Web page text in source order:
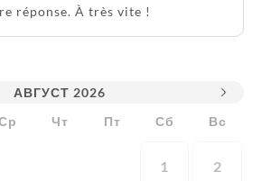
réponse. À très vite !
АВГУСТ 2026
Чт Пт Сб Вс
1 2